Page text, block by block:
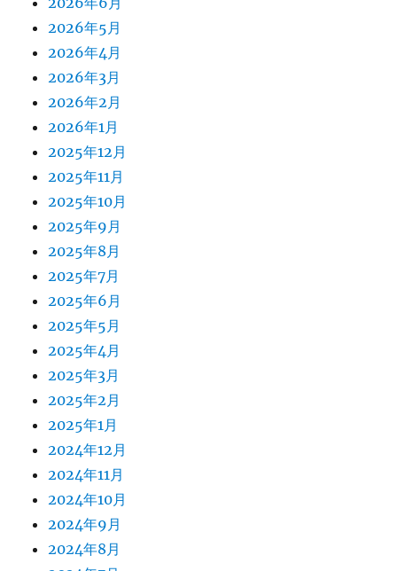
2026年5月
2026年4月
2026年3月
2026年2月
2026年1月
2025年12月
2025年11月
2025年10月
2025年9月
2025年8月
2025年7月
2025年6月
2025年5月
2025年4月
2025年3月
2025年2月
2025年1月
2024年12月
2024年11月
2024年10月
2024年9月
2024年8月